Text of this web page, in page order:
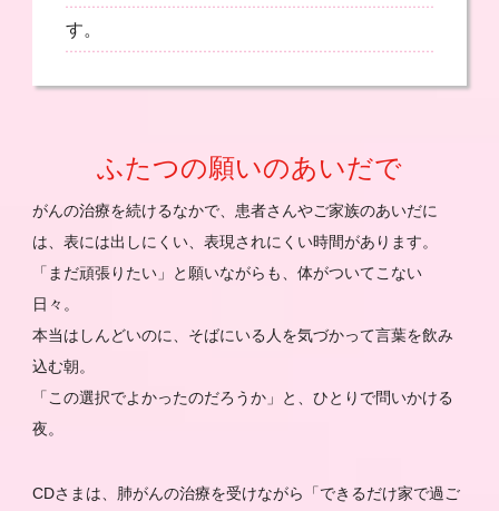
す。
ふたつの願いのあいだで
がんの治療を続けるなかで、患者さんやご家族のあいだに
は、表には出しにくい、表現されにくい時間があります。
「まだ頑張りたい」と願いながらも、体がついてこない
日々。
本当はしんどいのに、そばにいる人を気づかって言葉を飲み
込む朝。
「この選択でよかったのだろうか」と、ひとりで問いかける
夜。
CDさまは、肺がんの治療を受けながら「できるだけ家で過ご